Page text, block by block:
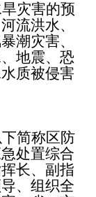
灾害的预
流洪水、
潮灾害、
地震、恐
质被侵害
简称区防
处置综合
长、副指
、组织全